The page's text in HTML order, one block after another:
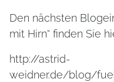
Den nächsten
mit Hirn“ finden Sie
http://astrid-
weidner.de/blog/